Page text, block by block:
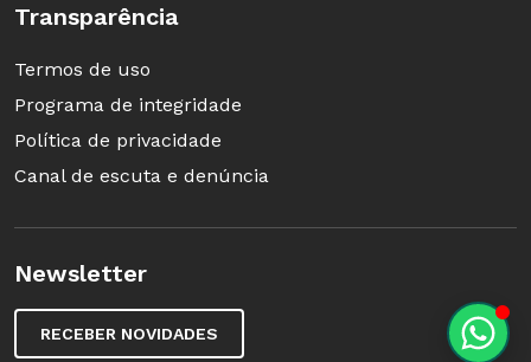
Transparência
Termos de uso
Programa de integridade
Política de privacidade
Canal de escuta e denúncia
Newsletter
RECEBER NOVIDADES